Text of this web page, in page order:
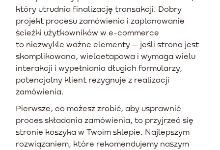
który utrudnia finalizację transakcji. Dobry
projekt procesu zamówienia i zaplanowanie
ścieżki użytkowników w e-commerce
to niezwykle ważne elementy – jeśli strona jest
skomplikowana, wieloetapowa i wymaga wielu
interakcji i wypełniania długich formularzy,
potencjalny klient rezygnuje z realizacji
zamówienia.
Pierwsze, co możesz zrobić, aby usprawnić
proces składania zamówienia, to przyjrzeć się
stronie koszyka w Twoim sklepie. Najlepszym
rozwiązaniem, które rekomendujemy naszym